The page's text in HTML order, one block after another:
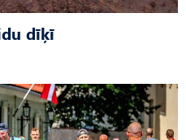
dīķī